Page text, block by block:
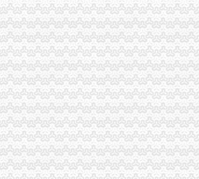
册上海普陀公司】价格_厂家_图片-Hc
册】价格_厂家_图片-Hc360慧聪网
记账、免费注册地址】-公司注册-南京赶集网
费咨询】-省内其它易登网
号免费
--北京人才热线
阿的【今日推荐网】
任务威客网_劳务
册目标一号通
动画演示大师官网